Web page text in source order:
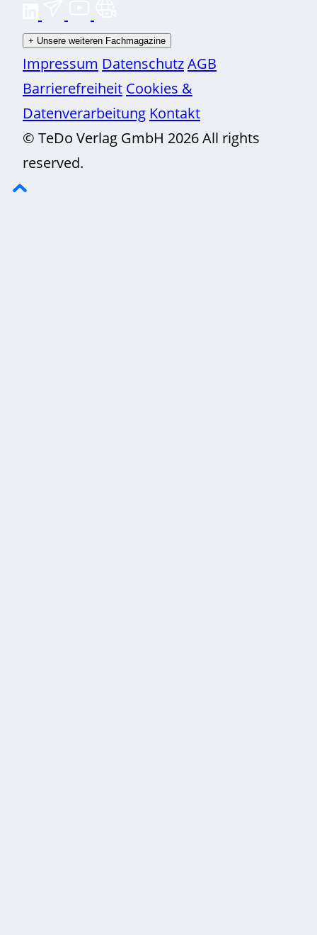
+ Unsere weiteren Fachmagazine
Impressum DatenschutzAGB
Barrierefreiheit Cookies &
Datenverarbeitung Kontakt
© TeDo Verlag GmbH 2026 All rights
reserved.